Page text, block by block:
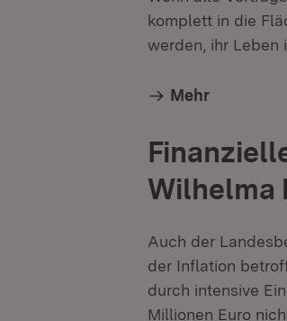
komplett in die
werden, ihr Leben
Mehr
Auch der
der Inflation
durch intensive
Millionen Euro